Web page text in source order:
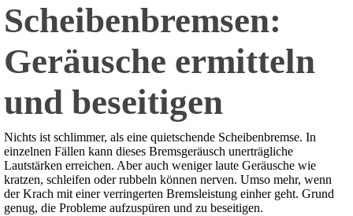
Scheibenbremsen:
Geräusche ermitteln
und beseitigen
Nichts ist schlimmer, als eine quietschende Scheibenbremse. In
einzelnen Fällen kann dieses Bremsgeräusch unerträgliche
Lautstärken erreichen. Aber auch weniger laute Geräusche wie
kratzen, schleifen oder rubbeln können nerven. Umso mehr, wenn
der Krach mit einer verringerten Bremsleistung einher geht. Grund
genug, die Probleme aufzuspüren und zu beseitigen.